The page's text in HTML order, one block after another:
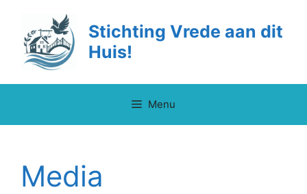
inhoud
Stichting Vrede aan dit
Huis!
Menu
Media